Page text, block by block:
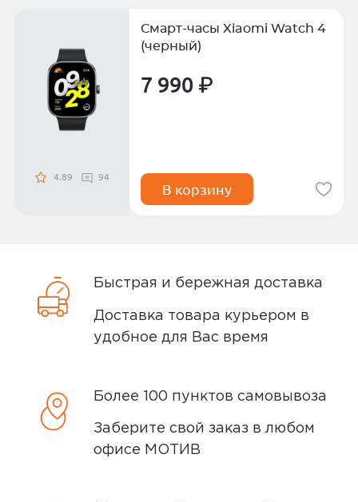
4.89 94
Смарт-часы Xiaomi Watch 4
(черный)
7 990 ₽
В корзину
Быстрая и бережная доставка
Доставка товара курьером в
удобное для Вас время
Более 100 пунктов самовывоза
Заберите свой заказ в любом
офисе МОТИВ
Отправить код по СМС
Отправить код еще раз через